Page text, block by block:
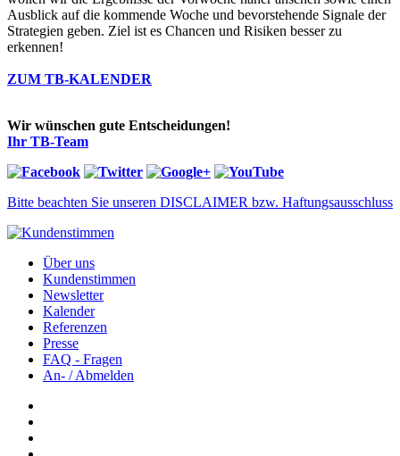
Ausblick auf die kommende Woche und bevorstehende Signale der
Strategien geben. Ziel ist es Chancen und Risiken besser zu
erkennen!
ZUM TB-KALENDER
Wir wünschen gute Entscheidungen!
Ihr TB-Team
Bitte beachten Sie unseren DISCLAIMER bzw. Haftungsausschluss
Über uns
Kundenstimmen
Newsletter
Kalender
Referenzen
Presse
FAQ - Fragen
An- / Abmelden